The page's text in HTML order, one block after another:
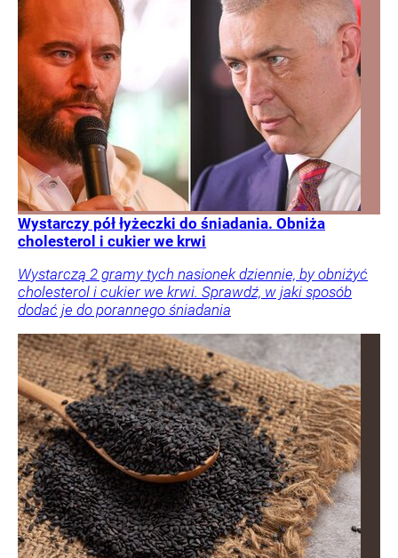
Wystarczy pół łyżeczki do śniadania. Obniża
cholesterol i cukier we krwi
Wystarczą 2 gramy tych nasionek dziennie, by obniżyć
cholesterol i cukier we krwi. Sprawdź, w jaki sposób
dodać je do porannego śniadania